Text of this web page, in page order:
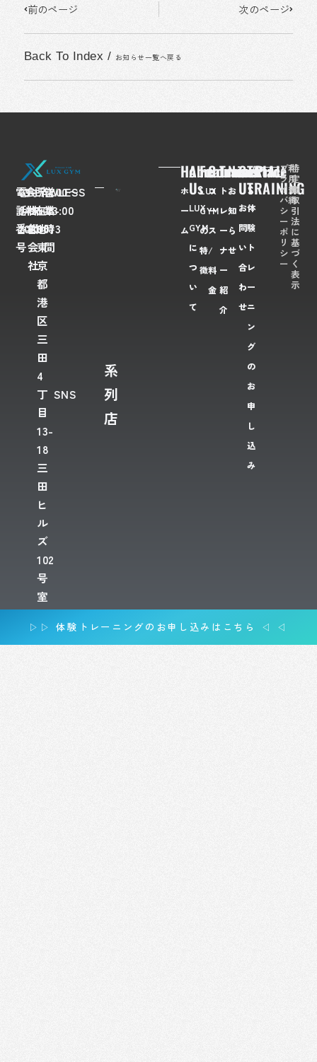
前のページ 次のページ
Back To Index / お知らせ一覧へ戻る
電
話
番
号
03-
6435-
2028
会
社
名
FLAWLESS
株
式
会
社
所
在
地
〒
108-
0073
東
京
都
港
区
三
田
4
丁
目
13-
18
三
田
ヒ
ル
ズ
102
号
室
営
業
時
間
7:00〜
23:00
SNS
系
列
店
Home
ホ
ー
ム
About
Us
LUX
GYM
に
つ
い
て
Feaures
LUX
GYM
の
特
徴
Course/Price
コ
ー
ス
/
料
金
Trainer
ト
レ
ー
ナ
ー
紹
介
News
お
知
ら
せ
Contact
Us
お
問
い
合
わ
せ
TRIAL
TRAINING
体
験
ト
レ
ー
ニ
ン
グ
の
お
申
し
込
み
プ
ラ
イ
バ
シ
ー
ポ
リ
シ
ー
利
用
規
約
特
定
商
取
引
法
に
基
づ
く
表
示
▷▷ 体験トレーニングのお申し込みはこちら ◁ ◁